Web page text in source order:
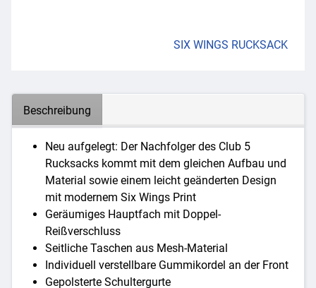
SIX WINGS RUCKSACK
Beschreibung
Neu aufgelegt: Der Nachfolger des Club 5
Rucksacks kommt mit dem gleichen Aufbau und
Material sowie einem leicht geänderten Design
mit modernem Six Wings Print
Geräumiges Hauptfach mit Doppel-
Reißverschluss
Seitliche Taschen aus Mesh-Material
Individuell verstellbare Gummikordel an der Front
Gepolsterte Schultergurte